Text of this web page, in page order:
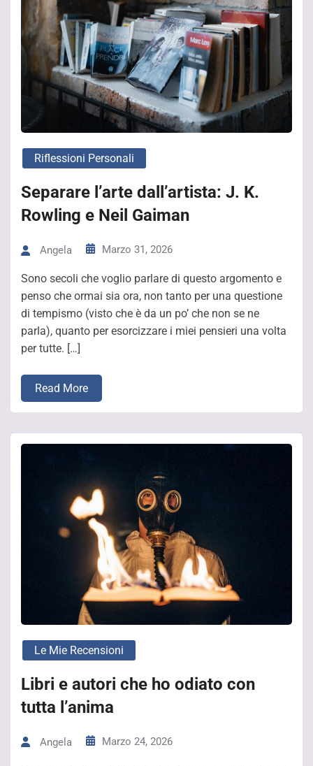
Riflessioni Personali
Separare l’arte dall’artista: J. K.
Rowling e Neil Gaiman
Angela Marzo 31, 2026
Sono secoli che voglio parlare di questo argomento e
penso che ormai sia ora, non tanto per una questione
di tempismo (visto che è da un po’ che non se ne
parla), quanto per esorcizzare i miei pensieri una volta
per tutte. […]
Read More
Le Mie Recensioni
Libri e autori che ho odiato con
tutta l’anima
Angela Marzo 24, 2026